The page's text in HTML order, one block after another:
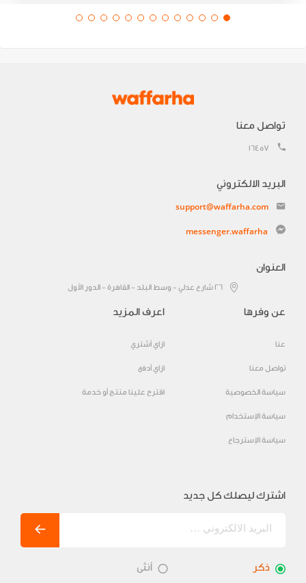
تواصل معنا
16457
البريد الالكتروني
support@waffarha.com
messenger.waffarha
العنوان
٢٦ شارع عدلي - وسط البلد - القاهرة - الدور الأول
عن وفرها
عنا
تواصل معنا
سياسة الخصوصية
سياسة الإستخدام
سياسة الإسترجاع
اعرف المزيد
ازاي أشتري
ازاي أدفع
اقترح علينا منتج أو خدمة
اشترك ليصلك كل جديد
ذكر أنثى